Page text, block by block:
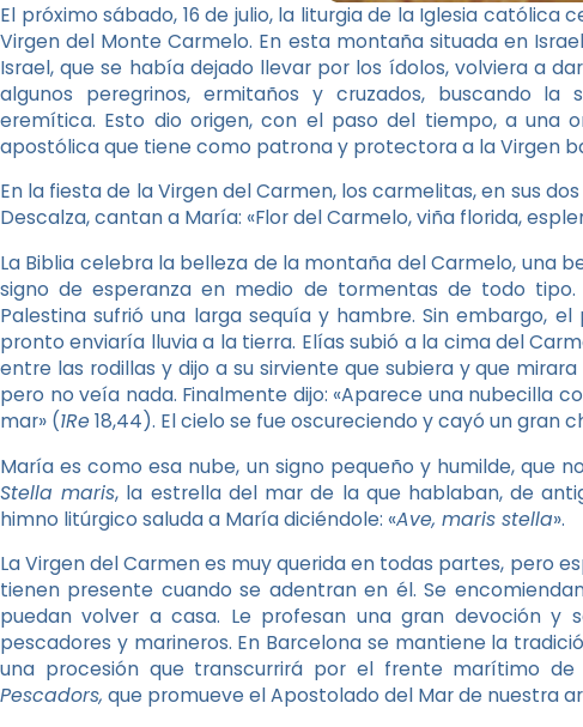
El próximo sábado, 16 de julio, la liturgia de la Iglesia
Virgen del Monte Carmelo. En esta montaña situada en
Israel, que se había dejado llevar por los ídolos, volviera a
algunos peregrinos, ermitaños y cruzados, buscando
eremítica. Esto dio origen, con el paso del tiempo, a una
apostólica que tiene como patrona y protectora a la Virgen
En la fiesta de la Virgen del Carmen, los carmelitas, en sus
Descalza, cantan a María: «Flor del Carmelo, viña florida,
La Biblia celebra la belleza de la montaña del Carmelo, una
signo de esperanza en medio de tormentas de todo
Palestina sufrió una larga sequía y hambre. Sin embargo,
pronto enviaría lluvia a la tierra. Elías subió a la cima del
entre las rodillas y dijo a su sirviente que subiera y que
pero no veía nada. Finalmente dijo: «Aparece una nubecilla
mar» (1Re18,44). El cielo se fue oscureciendo y cayó un gran
María es como esa nube, un signo pequeño y humilde, que
Stella maris, la estrella del mar de la que hablaban, de
himno litúrgico saluda a María diciéndole: «Ave, maris stella».
La Virgen del Carmen es muy querida en todas partes, pero
tienen presente cuando se adentran en él. Se
puedan volver a casa. Le profesan una gran devoción
pescadores y marineros. En Barcelona se mantiene la
una procesión que transcurrirá por el frente marítimo
Pescadors, que promueve el Apostolado del Mar de nuestra